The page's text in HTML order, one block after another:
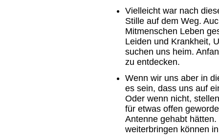
Vielleicht war nach
Stille auf dem Weg.
Mitmenschen Leben
Leiden und Krankheit,
suchen uns heim.
zu entdecken.
Wenn wir uns aber in
es sein, dass uns auf
Oder wenn nicht,
für etwas offen
Antenne gehabt
weiterbringen können